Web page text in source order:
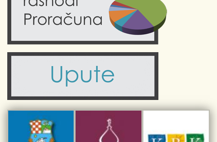
Obrazovanje
Komunalne usluge
Civilni sektor (arhiva udruga)
Sport i rekreacija
Kalendar događanja
Turistička zajednica otoka Krka
Kulturno-turistička ruta Putovima Frankopana
Dar iz Krka